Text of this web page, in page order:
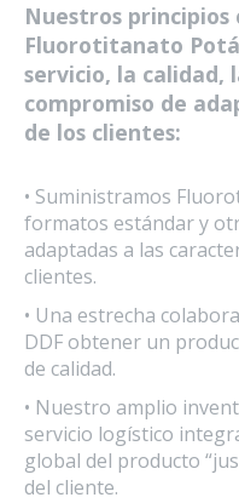
Nuestros
Fluorotitanato
servicio, la calidad,
compromiso de
de los clientes:
• Suministramos
formatos estándar y
adaptadas a las
clientes.
• Una estrecha
DDF obtener un
de calidad.
• Nuestro amplio
servicio logístico
global del producto
del cliente.